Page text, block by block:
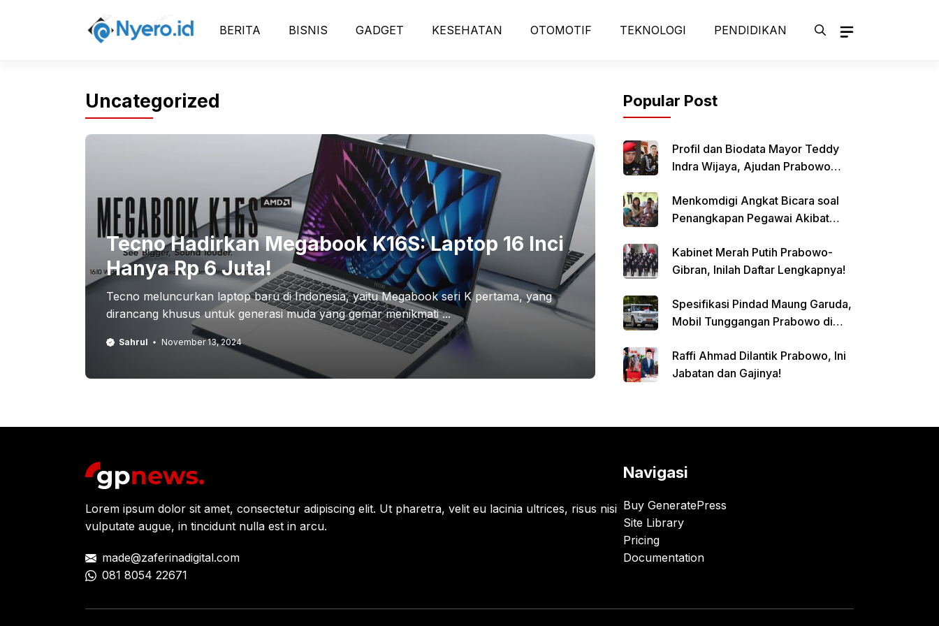
BERITA BISNIS GADGET KESEHATAN OTOMOTIF TEKNOLOGI PENDIDIKAN
Uncategorized
Tecno Hadirkan Megabook K16S: Laptop 16 Inci
Hanya Rp 6 Juta!
Tecno meluncurkan laptop baru di Indonesia, yaitu Megabook seri K pertama, yang
dirancang khusus untuk generasi muda yang gemar menikmati ...
Sahrul November 13, 2024
Popular Post
Profil dan Biodata Mayor Teddy
Indra Wijaya, Ajudan Prabowo
Menkomdigi Angkat Bicara soal
Penangkapan Pegawai Akibat
Kabinet Merah Putih Prabowo-
Gibran, Inilah Daftar Lengkapnya!
Spesifikasi Pindad Maung Garuda,
Mobil Tunggangan Prabowo di
Raffi Ahmad Dilantik Prabowo, Ini
Jabatan dan Gajinya!
Lorem ipsum dolor sit amet, consectetur adipiscing elit. Ut pharetra, velit eu lacinia ultrices, risus nisi
vulputate augue, in tincidunt nulla est in arcu.
made@zaferinadigital.com
081 8054 22671
Navigasi
Buy GeneratePress
Site Library
Pricing
Documentation